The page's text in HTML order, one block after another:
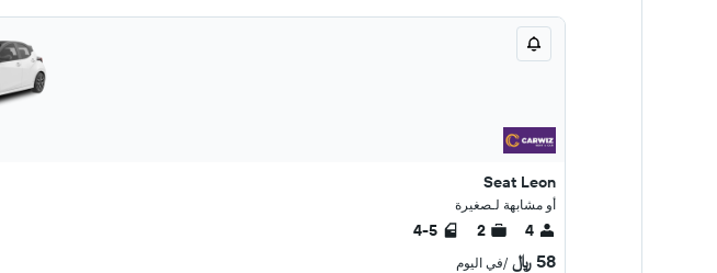
Seat Leon
أو مشابهة لـصغيرة
4
2
4-5
58 ﷼ /في اليوم